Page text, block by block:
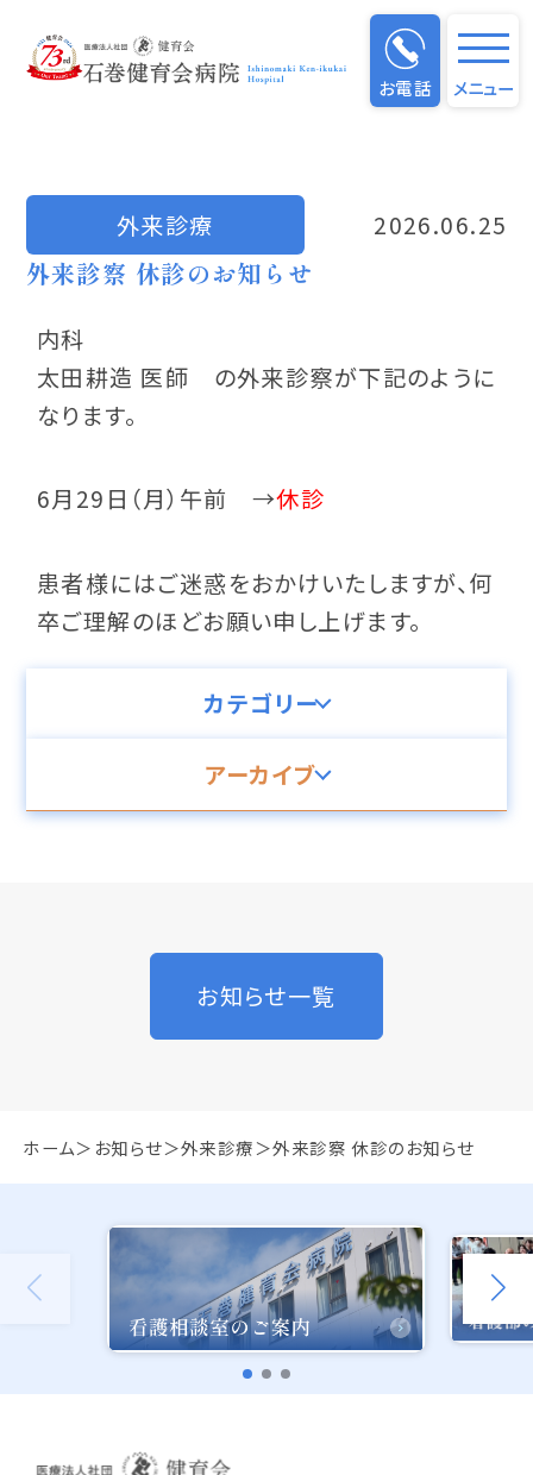
お電話 メニュー
お知らせ
ホーム お知らせ 外来診療 外来診察 休診のお知らせ
カテゴリー
アーカイブ
外来診療 2026.06.25
外来診察 休診のお知らせ
内科
太田耕造 医師 の外来診察が下記のように
なります。
6月29日（月）午前 →休診
患者様にはご迷惑をおかけいたしますが、何
卒ご理解のほどお願い申し上げます。
お知らせ一覧